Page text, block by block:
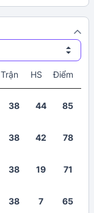
Trận HS Điểm
38 44 85
38 42 78
38 19 71
38 7 65